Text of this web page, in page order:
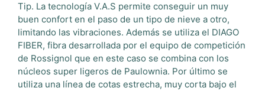
Tip. La tecnología V.A.S permite conseguir un muy
buen confort en el paso de un tipo de nieve a otro,
limitando las vibraciones. Además se utiliza el DIAGO
FIBER, fibra desarrollada por el equipo de competición
de Rossignol que en este caso se combina con los
núcleos super ligeros de Paulownia. Por último se
utiliza una línea de cotas estrecha, muy corta bajo el